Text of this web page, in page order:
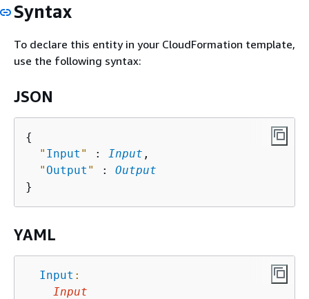
Syntax
To declare this entity in your CloudFormation template,
use the following syntax:
JSON
{
" Input " : Input ,
" Output " : Output
YAML
Input :
Input